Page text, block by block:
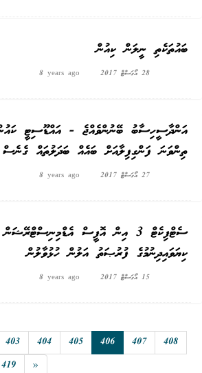
ބައުތަކެތި ނީލަން ކިއުން
28 އޯގަސްޓް 2017 8 years ago
އަންދާސީހިސާބު ބޭނުންވެއްޖެ - އައްޑޫސިޓީ
ތިންވަނަ ފަންގިފިލާއަށް ބައެއް ބަދަލުތައް ގެނެސް
27 އޯގަސްޓް 2017 8 years ago
ސެޓްފިކެޓް 3 އިން އޮފީސް
ކިޔަވައިދިނުމުގެ ފުރުޞަތު އަލުން ހުޅުވާލުން
15 އޯގަސްޓް 2017 8 years ago
403 404 405 406 407
408
419 »